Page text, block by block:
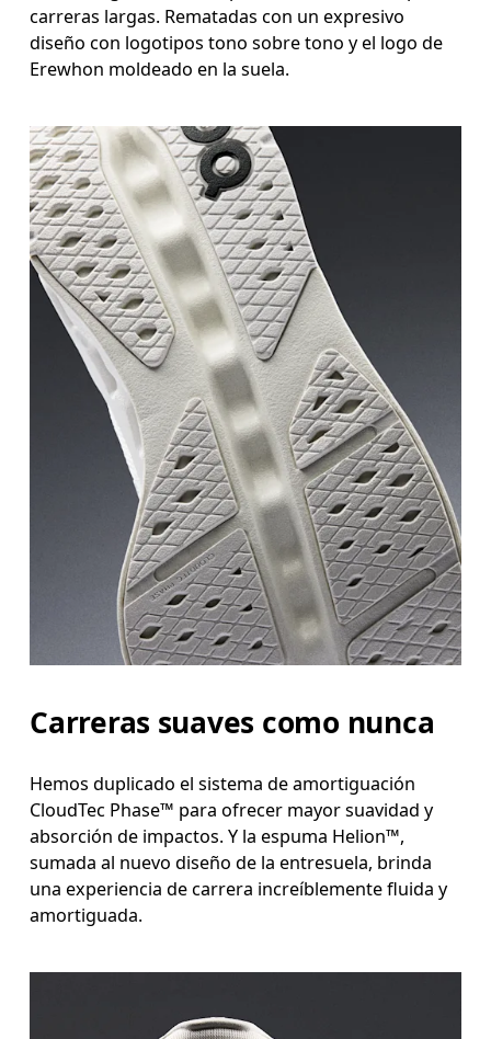
carreras largas. Rematadas con un expresivo
diseño con logotipos tono sobre tono y el logo de
Erewhon moldeado en la suela.
Carreras suaves como nunca
Hemos duplicado el sistema de amortiguación
CloudTec Phase™ para ofrecer mayor suavidad y
absorción de impactos. Y la espuma Helion™,
sumada al nuevo diseño de la entresuela, brinda
una experiencia de carrera increíblemente fluida y
amortiguada.